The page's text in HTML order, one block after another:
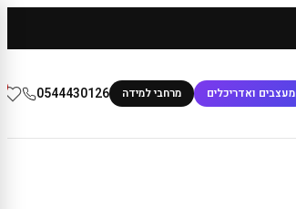
מעצבים ואדריכלים מרחבי למידה 0544430126